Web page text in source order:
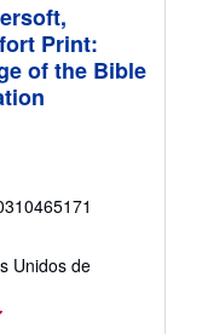
i
f
a
s
d
o
Print:
of the Bible
Unidos de